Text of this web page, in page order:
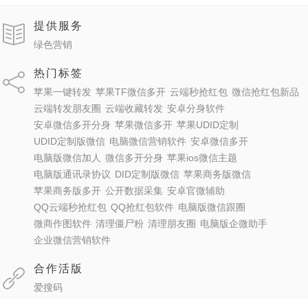
提供服务
绿色营销
热门标签
苹果一键转发 苹果TF微信多开 云端秒抢红包 微信抢红包新品
云端转发朋友圈 云端收藏转发 安卓分身软件
安卓微信多开分身 苹果微信多开 苹果UDID定制
UDID定制版微信 电脑微信营销软件 安卓微信多开
电脑版微信加人 微信多开分身 苹果ios微信主题
电脑版通讯录协议 DID定制版微信 苹果商务版微信
苹果商务版多开 公开数据采集 安卓官微辅助
QQ云端秒抢红包 QQ抢红包软件 电脑版微信跟圈
微商作图软件 清理僵尸粉 清理朋友圈 电脑版企微助手
企业微信营销软件
合作活版
爱搜码